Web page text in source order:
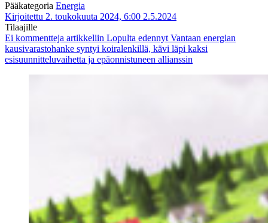
Pääkategoria Energia
Kirjoitettu 2. toukokuuta 2024, 6:00 2.5.2024
Tilaajille
Ei kommentteja artikkeliin Lopulta edennyt Vantaan energian
kausivarastohanke syntyi koiralenkillä, kävi läpi kaksi
esisuunnitteluvaihetta ja epäonnistuneen allianssin